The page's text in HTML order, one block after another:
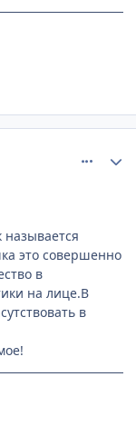
называется
это совершенно
в
на лице.В
в